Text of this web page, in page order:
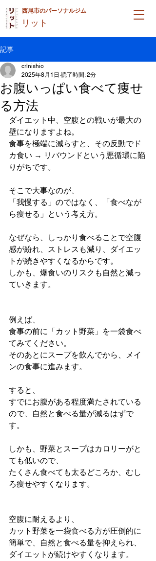
西尾市のパーソナルジム
リット
記事
お腹いっぱい食べて痩せ
る方法
crlnishio
2025年8月1日 読了時間: 2分
ダイエット中、空腹との戦いが最大の
壁になりますよね。
食事を極端に減らすと、その反動でド
カ食い → リバウンドという悪循環に陥
りがちです。
そこで大事なのが、
「我慢する」のではなく、「食べなが
ら痩せる」という考え方。
なぜなら、しっかり食べることで空腹
感が紛れ、ストレスも減り、ダイエッ
トが続きやすくなるからです。
しかも、爆食いのリスクも自然と減っ
ていきます。
例えば、
食事の前に「カット野菜」を一袋食べ
てみてください。
そのあとにスープを飲んでから、メイ
ンの食事に進みます。
すると、
すでにお腹がある程度満たされている
ので、自然と食べる量が減るはずで
す。
しかも、野菜とスープはカロリーがと
ても低いので、
たくさん食べても太るどころか、むし
ろ痩せやすくなります。
空腹に耐えるより、
カット野菜を一袋食べる方が圧倒的に
簡単で、自然と食べる量を抑えられ、
ダイエットが続けやすくなります。